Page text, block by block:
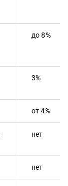
до 8%
3%
от 4%
нет
нет